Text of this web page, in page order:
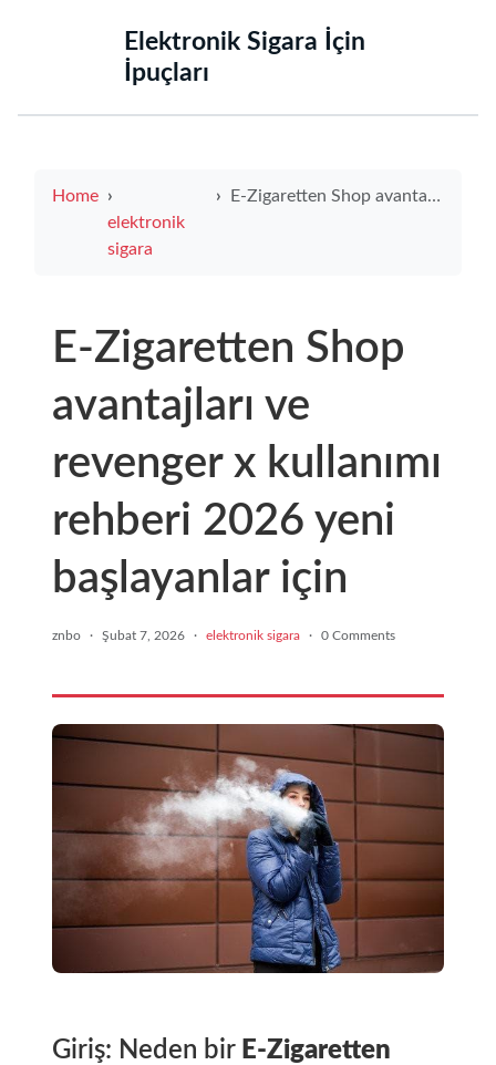
‌Elektronik Sigara İçin
İpuçları‌
Home
elektronik
sigara
E-Zigaretten Shop avantajları ve revenger x kullanımı rehberi 2026 yeni başlayanlar için
E-Zigaretten Shop
avantajları ve
revenger x kullanımı
rehberi 2026 yeni
başlayanlar için
znbo · Şubat 7, 2026 · elektronik sigara · 0 Comments
Giriş: Neden bir E-Zigaretten